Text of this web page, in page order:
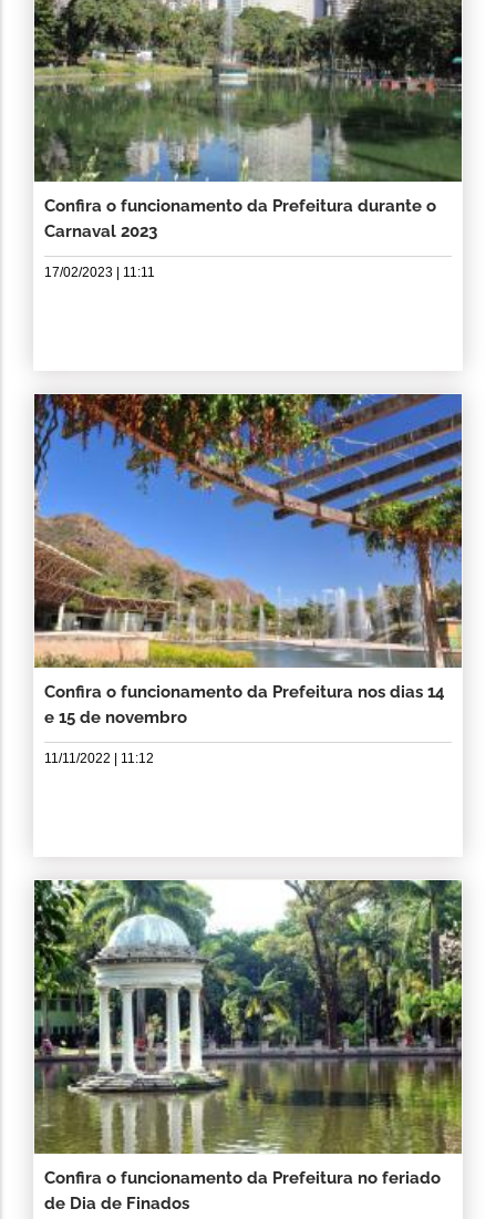
Confira o funcionamento da Prefeitura durante o
Carnaval 2023
17/02/2023 | 11:11
Confira o funcionamento da Prefeitura nos dias 14
e 15 de novembro
11/11/2022 | 11:12
Confira o funcionamento da Prefeitura no feriado
de Dia de Finados